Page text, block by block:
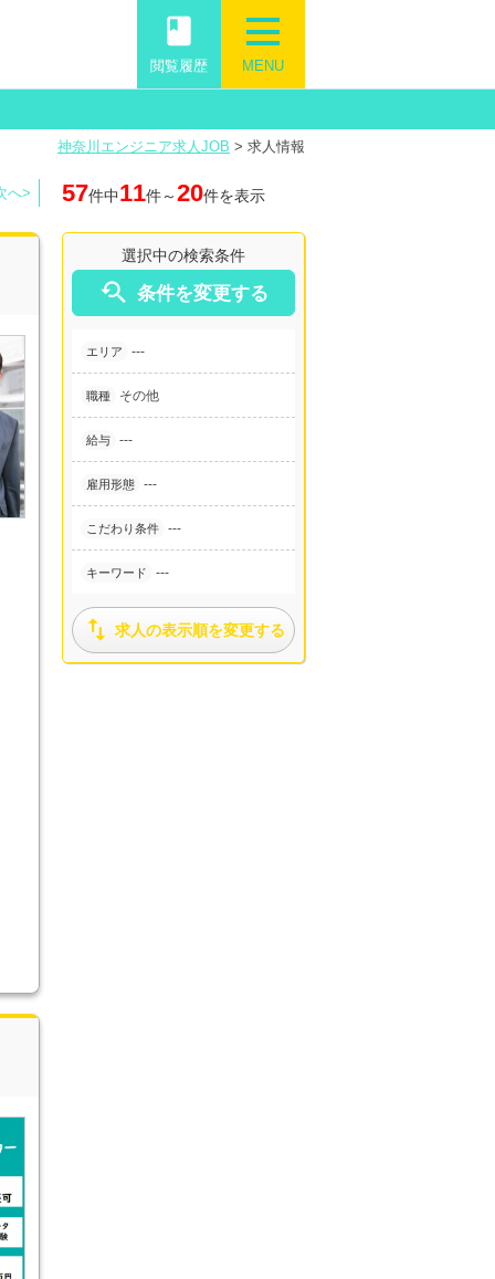
MENU
book
閲覧履歴
神奈川エンジニア求人JOB > 求人情報
57件中11件～20件を表示
へ>
選択中の検索条件
 条件を変更する
エリア ---
職種 その他
給与 ---
雇用形態 ---
こだわり条件 ---
キーワード ---
 求人の表示順を変更する